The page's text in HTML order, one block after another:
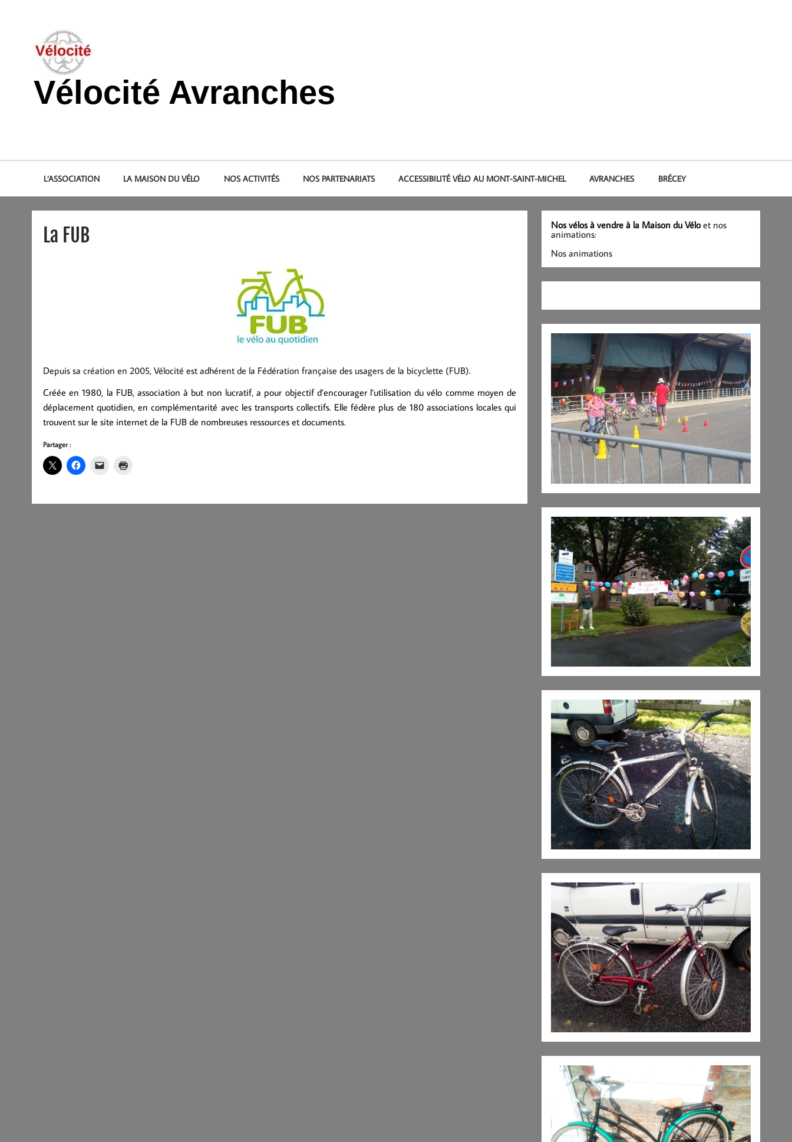
Vélocité Avranches
L’ASSOCIATION LA MAISON DU VÉLO NOS ACTIVITÉS NOS PARTENARIATS ACCESSIBILITÉ VÉLO AU MONT-SAINT-MICHEL AVRANCHES BRÉCEY
La FUB
Depuis sa création en 2005, Vélocité est adhérent de la Fédération française des usagers de la bicyclette (FUB).
Créée en 1980, la FUB, association à but non lucratif, a pour objectif d’encourager l’utilisation du vélo comme moyen de
déplacement quotidien, en complémentarité avec les transports collectifs. Elle fédère plus de 180 associations locales qui
trouvent sur le site internet de la FUB de nombreuses ressources et documents.
Partager :
Nos vélos à vendre à la Maison du Véloet nos
animations:
Nos animations